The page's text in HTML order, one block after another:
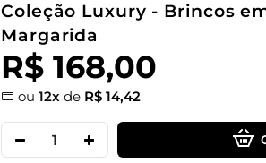
Coleção Luxury - Brincos
Margarida
R$ 168,00
ou 12x de R$ 14,42